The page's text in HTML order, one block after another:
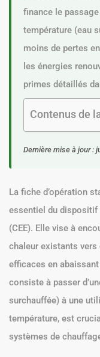
finance le
température (eau
moins de pertes
les énergies
primes détaillés
Contenus de
Dernière mise à jour :
La fiche d’opération
essentiel du dispositif
(CEE). Elle vise à
chaleur existants
efficaces en
consiste à passer
surchauffée) à une
température, est
systèmes de